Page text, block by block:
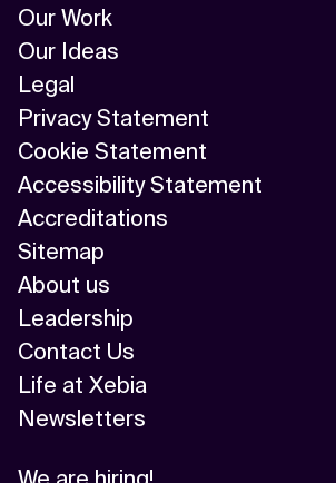
Our Work
Our Ideas
Legal
Privacy Statement
Cookie Statement
Accessibility Statement
Accreditations
Sitemap
About us
Leadership
Contact Us
Life at Xebia
Newsletters